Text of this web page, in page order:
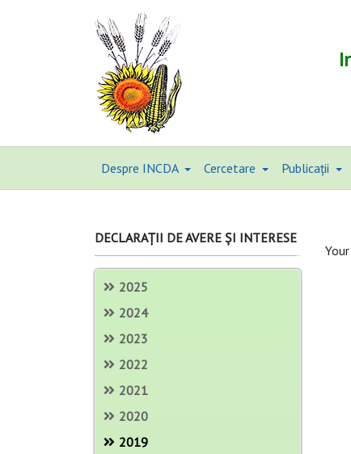
Despre INCDA Cercetare Publicații
DECLARAȚII DE AVERE ȘI INTERESE
2025
2024
2023
2022
2021
2020
2019